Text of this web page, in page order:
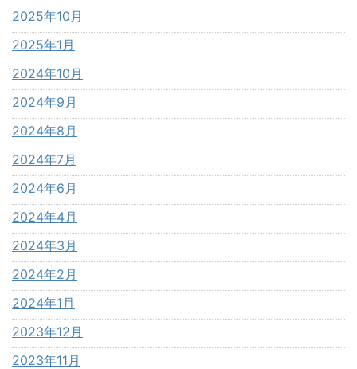
2025年10月
2025年1月
2024年10月
2024年9月
2024年8月
2024年7月
2024年6月
2024年4月
2024年3月
2024年2月
2024年1月
2023年12月
2023年11月